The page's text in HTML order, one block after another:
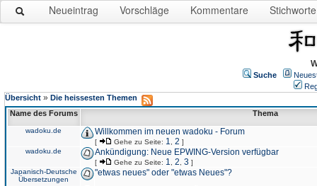
Neueintrag Vorschläge Kommentare Stichworte
Suche
Übersicht » Die heissesten Themen
Name des Forums
Thema
wadoku.de Willkommen im neuen wadoku - Forum
[ Gehe zu Seite: 1 2 ]
wadoku.de
Ankündigung: Neue EPWING-Version verfügbar
[ Gehe zu Seite: 1 2 3 ]
Japanisch-Deutsche
Übersetzungen
"etwas neues" oder "etwas Neues"?